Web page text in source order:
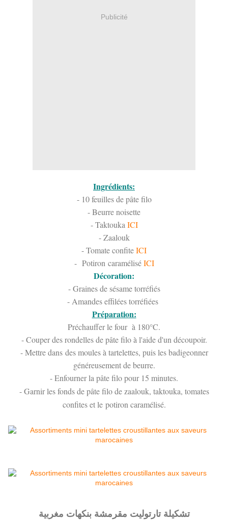
Publicité
Ingrédients:
- 10 feuilles de pâte filo
- Beurre noisette
- Taktouka ICI
- Zaalouk
- Tomate confiteICI
- Potiron caraméliséICI
Décoration:
- Graines de sésame torréfiés
- Amandes effilées torréfiées
Préparation:
Préchauffer le four à 180°C.
- Couper des rondelles de pâte filo à l'aide d'un découpoir.
- Mettre dans des moules à tartelettes, puis les badigeonner
généreusement de beurre.
- Enfourner la pâte filo pour 15 minutes.
- Garnir les fonds de pâte filo de zaalouk, taktouka, tomates
confites et le potiron caramélisé.
تشكيلة تارتوليت مقرمشة بنكهات مغربية